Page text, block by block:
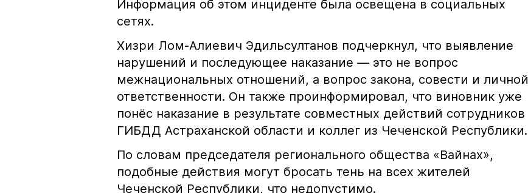
Информация об этом инциденте была освещена в социальных
сетях.
Хизри Лом-Алиевич Эдильсултанов подчеркнул, что выявление
нарушений и последующее наказание — это не вопрос
межнациональных отношений, а вопрос закона, совести и личной
ответственности. Он также проинформировал, что виновник уже
понёс наказание в результате совместных действий сотрудников
ГИБДД Астраханской области и коллег из Чеченской Республики.
По словам председателя регионального общества «Вайнах»,
подобные действия могут бросать тень на всех жителей
Чеченской Республики, что недопустимо.